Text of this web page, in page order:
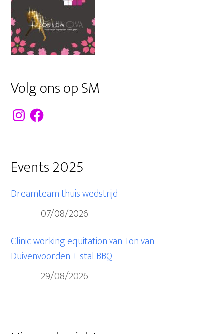
Volg ons op SM
InstagramFacebook
Events 2025
Dreamteam thuis wedstrijd
07/08/2026
Clinic working equitation van Ton van
Duivenvoorden + stal BBQ
29/08/2026